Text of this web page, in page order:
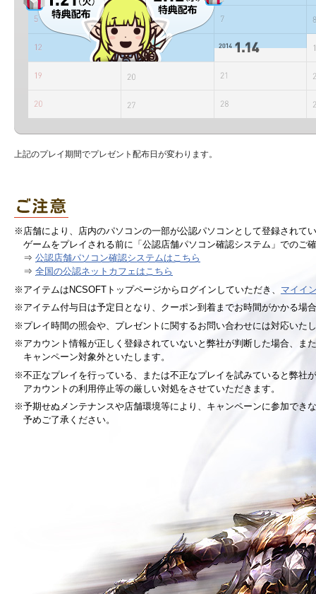
上記のプレイ期間でプレゼント配布日が変わります。
※店舗により、店内のパソコンの一部が公認パソコンとして登録されて
ゲームをプレイされる前に「公認店舗パソコン確認システム」でのご
⇒ 公認店舗パソコン確認システムはこちら
⇒ 全国の公認ネットカフェはこちら
※アイテムはNCSOFTトップページからログインしていただき、 マイイ
※アイテム付与日は予定日となり、クーポン到着までお時間がかかる場
※プレイ時間の照会や、プレゼントに関するお問い合わせには対応いた
※アカウント情報が正しく登録されていないと弊社が判断した場合、ま
キャンペーン対象外といたします。
※不正なプレイを行っている、または不正なプレイを試みていると弊社
アカウントの利用停止等の厳しい対処をさせていただきます。
※予期せぬメンテナンスや店舗環境等により、キャンペーンに参加でき
予めご了承ください。